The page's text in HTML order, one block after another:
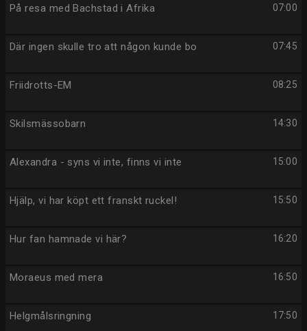
07:00
På resa med Bachstad i Afrika
07:45
Där ingen skulle tro att någon kunde bo
08:25
Friidrotts-EM
14:30
Skilsmässobarn
15:00
Alexandra - syns vi inte, finns vi inte
15:50
Hjälp, vi har köpt ett franskt ruckel!
16:20
Hur fan hamnade vi här?
16:50
Moraeus med mera
17:50
Helgmålsringning